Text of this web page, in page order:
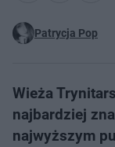
Patrycja Pop
Wieża
najbardziej
najwyższym